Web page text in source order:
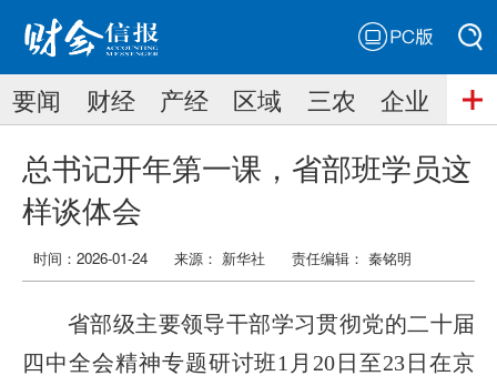
搜索
搜索
要闻 财经 产经 区域 三农 企业
总书记开年第一课，省部班学员这
样谈体会
时间：2026-01-24 来源： 新华社 责任编辑： 秦铭明
省部级主要领导干部学习贯彻党的二十届
四中全会精神专题研讨班1月20日至23日在京